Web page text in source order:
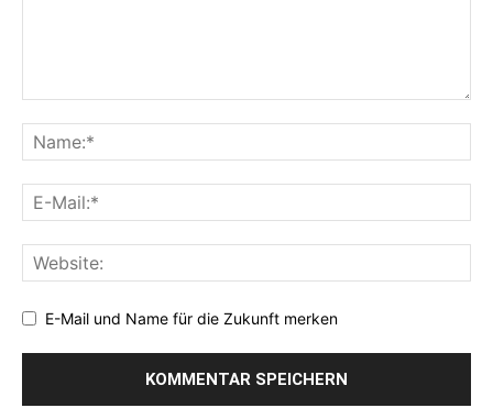
E-Mail und Name für die Zukunft merken